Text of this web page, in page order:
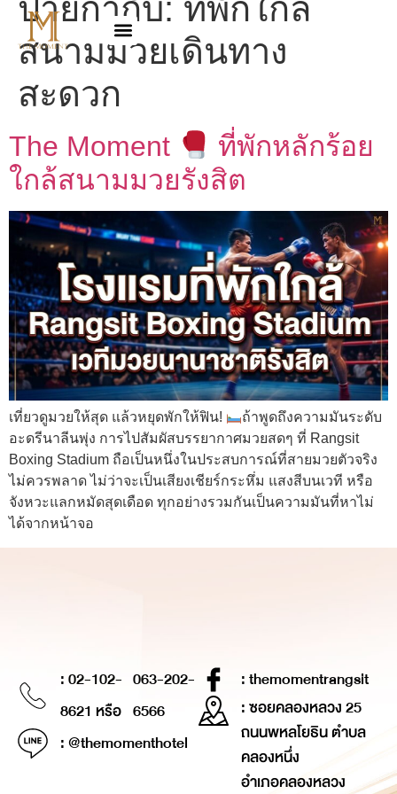
ป้ายกำกับ: ที่พักใกล้
สนามมวยเดินทาง
สะดวก
The Moment
ที่พักหลักร้อย
ใกล้สนามมวยรังสิต
เที่ยวดูมวยให้สุด แล้วหยุดพักให้ฟิน!
ถ้าพูดถึงความมันระดับ
อะดรีนาลีนพุ่ง การไปสัมผัสบรรยากาศมวยสดๆ ที่ Rangsit
Boxing Stadium ถือเป็นหนึ่งในประสบการณ์ที่สายมวยตัวจริง
ไม่ควรพลาด ไม่ว่าจะเป็นเสียงเชียร์กระหึ่ม แสงสีบนเวที หรือ
จังหวะแลกหมัดสุดเดือด ทุกอย่างรวมกันเป็นความมันที่หาไม่
ได้จากหน้าจอ
: 02-102-
8621 หรือ
063-202-
6566
: @themomenthotel
: themomentrangsit
: ซอยคลองหลวง 25
ถนนพหลโยธิน ตำบล
คลองหนึ่ง
อำเภอคลองหลวง